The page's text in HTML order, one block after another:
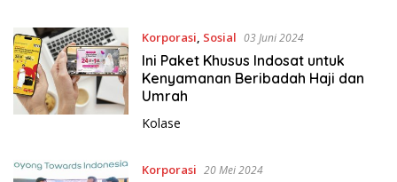
Korporasi Sosial 03 Juni 2024
Ini Paket Khusus Indosat untuk
Kenyamanan Beribadah Haji dan
Umrah
Kolase
Korporasi 20 Mei 2024